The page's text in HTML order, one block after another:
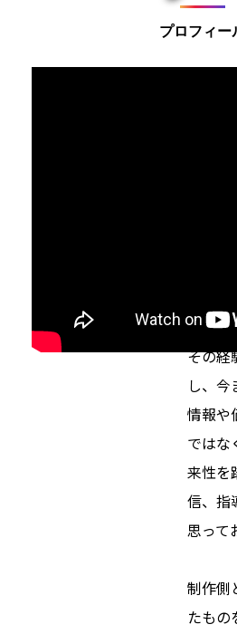
プロフィー
を経験
その経
し、今
情報や
ではな
来性を
信、指
思って
制作側
たもの